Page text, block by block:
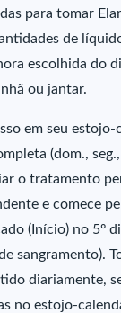
para tomar
de
escolhida do
ou jantar.
em seu
(dom.,
o tratamento
e comece
(Início) no 5º
sangramento).
diariamente,
no estojo-